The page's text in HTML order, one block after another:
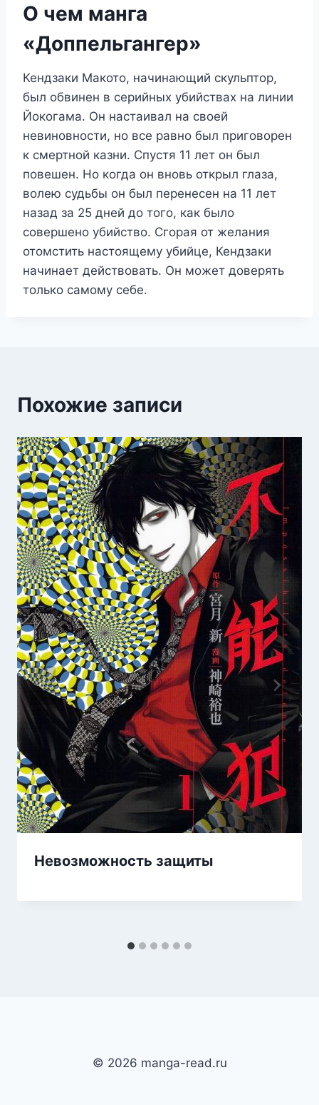
О чем манга
«Доппельгангер»
Кендзаки Макото, начинающий скульптор,
был обвинен в серийных убийствах на линии
Йокогама. Он настаивал на своей
невиновности, но все равно был приговорен
к смертной казни. Спустя 11 лет он был
повешен. Но когда он вновь открыл глаза,
волею судьбы он был перенесен на 11 лет
назад за 25 дней до того, как было
совершено убийство. Сгорая от желания
отомстить настоящему убийце, Кендзаки
начинает действовать. Он может доверять
только самому себе.
Похожие записи
Невозможность защиты
© 2026 manga-read.ru